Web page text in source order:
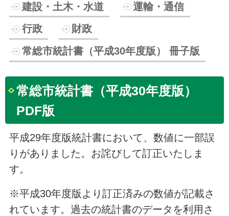
建設・土木・水道
運輸・通信
行政
財政
常総市統計書（平成30年度版） 冊子版
常総市統計書（平成30年度版）
PDF版
平成29年度版統計書において、数値に一部誤
りがありました。お詫びして訂正いたしま
す。
※平成30年度版より訂正済みの数値が記載さ
れています。過去の統計書のデータを利用さ